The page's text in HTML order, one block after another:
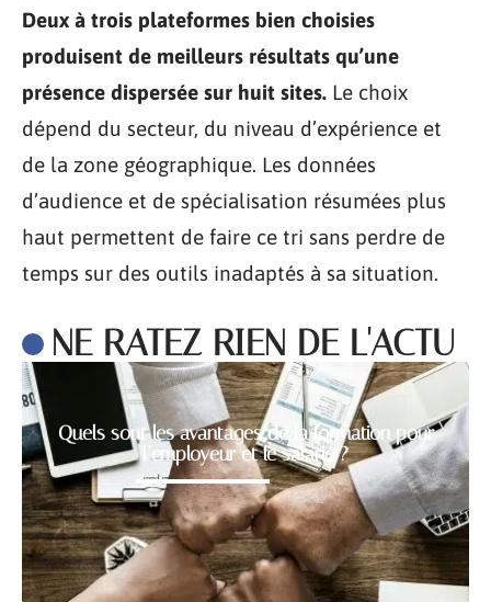
Deux à trois plateformes bien choisies
produisent de meilleurs résultats qu’une
présence dispersée sur huit sites. Le choix
dépend du secteur, du niveau d’expérience et
de la zone géographique. Les données
d’audience et de spécialisation résumées plus
haut permettent de faire ce tri sans perdre de
temps sur des outils inadaptés à sa situation.
NE RATEZ RIEN DE L'ACTU
Quels sont les avantages de la formation pour
l’employeur et le salarié ?